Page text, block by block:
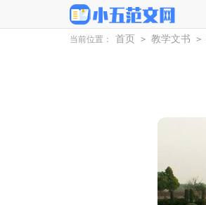
当前位置： 首页 > 教学文书 >